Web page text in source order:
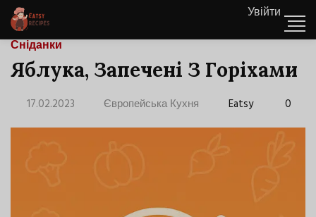
Увійти
Сніданки
Яблука, Запечені З Горіхами
17.02.2023 Європейська Кухня Eatsy 0